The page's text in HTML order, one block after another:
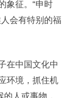
象征。“申时
会有特别的福
在中国文化中
环境，抓住机
人或事物，